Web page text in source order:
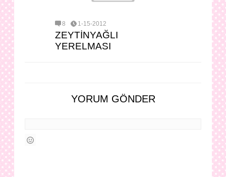
8 1-15-2012
ZEYTİNYAĞLI
YERELMASI
YORUM GÖNDER